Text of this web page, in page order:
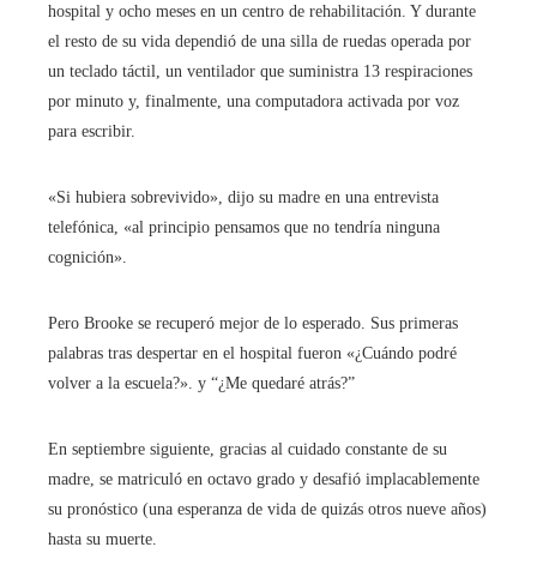
hospital y ocho meses en un centro de rehabilitación. Y durante
el resto de su vida dependió de una silla de ruedas operada por
un teclado táctil, un ventilador que suministra 13 respiraciones
por minuto y, finalmente, una computadora activada por voz
para escribir.
«Si hubiera sobrevivido», dijo su madre en una entrevista
telefónica, «al principio pensamos que no tendría ninguna
cognición».
Pero Brooke se recuperó mejor de lo esperado. Sus primeras
palabras tras despertar en el hospital fueron «¿Cuándo podré
volver a la escuela?». y “¿Me quedaré atrás?”
En septiembre siguiente, gracias al cuidado constante de su
madre, se matriculó en octavo grado y desafió implacablemente
su pronóstico (una esperanza de vida de quizás otros nueve años)
hasta su muerte.